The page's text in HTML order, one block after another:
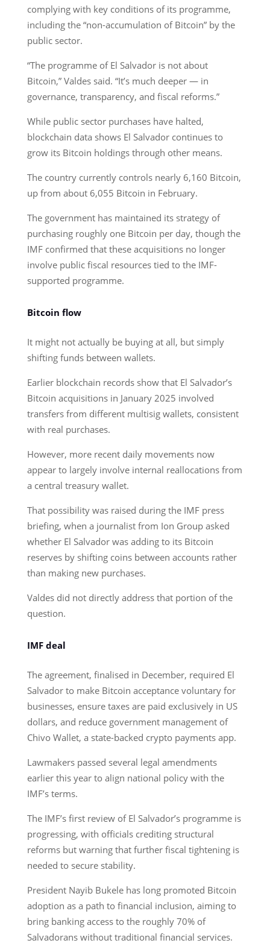
complying with key conditions of its programme,
including the “non-accumulation of Bitcoin” by the
public sector.
“The programme of El Salvador is not about
Bitcoin,” Valdes said. “It’s much deeper — in
governance, transparency, and fiscal reforms.”
While public sector purchases have halted,
blockchain data shows El Salvador continues to
grow its Bitcoin holdings through other means.
The country currently controls nearly 6,160 Bitcoin,
up from about 6,055 Bitcoin in February.
The government has maintained its strategy of
purchasing roughly one Bitcoin per day, though the
IMF confirmed that these acquisitions no longer
involve public fiscal resources tied to the IMF-
supported programme.
Bitcoin flow
It might not actually be buying at all, but simply
shifting funds between wallets.
Earlier blockchain records show that El Salvador’s
Bitcoin acquisitions in January 2025 involved
transfers from different multisig wallets, consistent
with real purchases.
However, more recent daily movements now
appear to largely involve internal reallocations from
a central treasury wallet.
That possibility was raised during the IMF press
briefing, when a journalist from Ion Group asked
whether El Salvador was adding to its Bitcoin
reserves by shifting coins between accounts rather
than making new purchases.
Valdes did not directly address that portion of the
question.
IMF deal
The agreement, finalised in December, required El
Salvador to make Bitcoin acceptance voluntary for
businesses, ensure taxes are paid exclusively in US
dollars, and reduce government management of
Chivo Wallet, a state-backed crypto payments app.
Lawmakers passed several legal amendments
earlier this year to align national policy with the
IMF’s terms.
The IMF’s first review of El Salvador’s programme is
progressing, with officials crediting structural
reforms but warning that further fiscal tightening is
needed to secure stability.
President Nayib Bukele has long promoted Bitcoin
adoption as a path to financial inclusion, aiming to
bring banking access to the roughly 70% of
Salvadorans without traditional financial services.